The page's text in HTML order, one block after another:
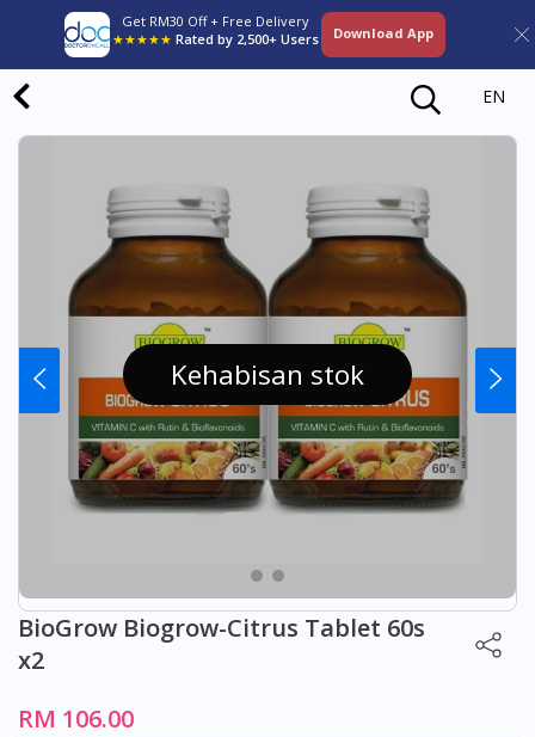
Get RM30 Off + Free Delivery
★★★★★ Rated by 2,500+ Users Download App
EN
Kehabisan stok
BioGrow Biogrow-Citrus Tablet 60s
x2
RM 106.00